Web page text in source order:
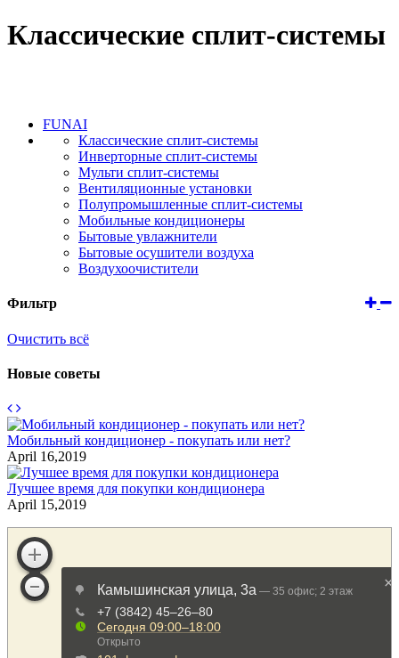
Классические сплит-системы
FUNAI
Классические сплит-системы
Инверторные сплит-системы
Мульти сплит-системы
Вентиляционные установки
Полупромышленные сплит-системы
Мобильные кондиционеры
Бытовые увлажнители
Бытовые осушители воздуха
Воздухоочистители
Фильтр
Очистить всё
Новые советы
Мобильный кондиционер - покупать или нет?
April 16,2019
Лучшее время для покупки кондиционера
April 15,2019